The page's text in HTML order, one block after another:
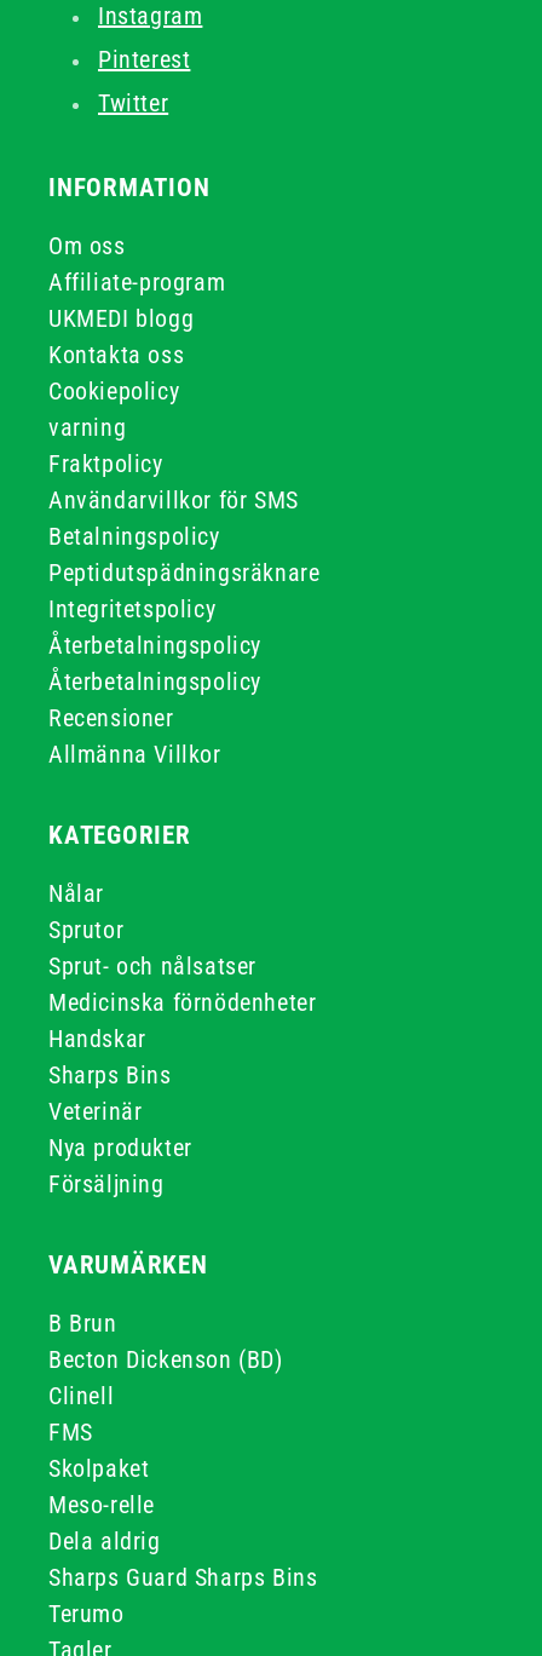
Instagram
Pinterest
Twitter
INFORMATION
Om oss
Affiliate-program
UKMEDI blogg
Kontakta oss
Cookiepolicy
varning
Fraktpolicy
Användarvillkor för SMS
Betalningspolicy
Peptidutspädningsräknare
Integritetspolicy
Återbetalningspolicy
Återbetalningspolicy
Recensioner
Allmänna Villkor
KATEGORIER
Nålar
Sprutor
Sprut- och nålsatser
Medicinska förnödenheter
Handskar
Sharps Bins
Veterinär
Nya produkter
Försäljning
VARUMÄRKEN
B Brun
Becton Dickenson (BD)
Clinell
FMS
Skolpaket
Meso-relle
Dela aldrig
Sharps Guard Sharps Bins
Terumo
Taqler